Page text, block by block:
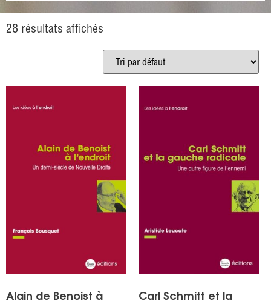
28 résultats affichés
Alain de Benoist à
Carl Schmitt et la